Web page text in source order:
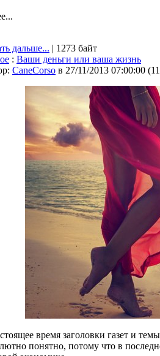
дальше... | 1273 байт
: Ваши деньги или ваша жизнь
CaneCorso в 27/11/2013 07:00:00 (
время заголовки газет и
понятно, потому что в